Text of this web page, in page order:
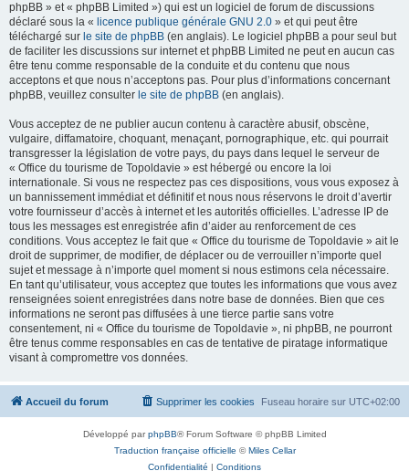
phpBB » et « phpBB Limited ») qui est un logiciel de forum de discussions
déclaré sous la « licence publique générale GNU 2.0 » et qui peut être
téléchargé sur le site de phpBB (en anglais). Le logiciel phpBB a pour seul but
de faciliter les discussions sur internet et phpBB Limited ne peut en aucun cas
être tenu comme responsable de la conduite et du contenu que nous
acceptons et que nous n’acceptons pas. Pour plus d’informations concernant
phpBB, veuillez consulter le site de phpBB (en anglais).
Vous acceptez de ne publier aucun contenu à caractère abusif, obscène,
vulgaire, diffamatoire, choquant, menaçant, pornographique, etc. qui pourrait
transgresser la législation de votre pays, du pays dans lequel le serveur de
« Office du tourisme de Topoldavie » est hébergé ou encore la loi
internationale. Si vous ne respectez pas ces dispositions, vous vous exposez à
un bannissement immédiat et définitif et nous nous réservons le droit d’avertir
votre fournisseur d’accès à internet et les autorités officielles. L’adresse IP de
tous les messages est enregistrée afin d’aider au renforcement de ces
conditions. Vous acceptez le fait que « Office du tourisme de Topoldavie » ait le
droit de supprimer, de modifier, de déplacer ou de verrouiller n’importe quel
sujet et message à n’importe quel moment si nous estimons cela nécessaire.
En tant qu’utilisateur, vous acceptez que toutes les informations que vous avez
renseignées soient enregistrées dans notre base de données. Bien que ces
informations ne seront pas diffusées à une tierce partie sans votre
consentement, ni « Office du tourisme de Topoldavie », ni phpBB, ne pourront
être tenus comme responsables en cas de tentative de piratage informatique
visant à compromettre vos données.
Accueil du forum Fuseau horaire sur UTC+02:00
Supprimer les cookies
Développé parphpBB® Forum Software © phpBB Limited
Traduction française officielle ©Miles Cellar
Confidentialité | Conditions